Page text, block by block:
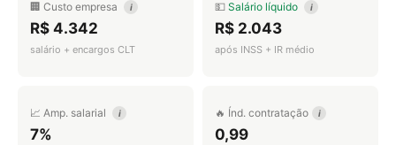
🏢 Custo empresa i
R$ 4.342
salário + encargos CLT
💵 Salário líquido i
R$ 2.043
após INSS + IR médio
📈 Amp. salarial i
7%
🔥 Índ. contratação i
0,99